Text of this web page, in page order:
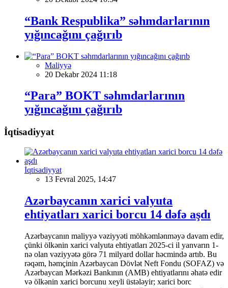
“Bank Respublika” səhmdarlarının
yığıncağını çağırıb
Maliyyə
20 Dekabr 2024 11:18
“Para” BOKT səhmdarlarının
yığıncağını çağırıb
İqtisadiyyat
İqtisadiyyat
13 Fevral 2025, 14:47
Azərbaycanın xarici valyuta
ehtiyatları xarici borcu 14 dəfə aşdı
Azərbaycanın maliyyə vəziyyəti möhkəmlənməyə davam edir,
çünki ölkənin xarici valyuta ehtiyatları 2025-ci il yanvarın 1-
nə olan vəziyyətə görə 71 milyard dollar həcmində artıb. Bu
rəqəm, həmçinin Azərbaycan Dövlət Neft Fondu (SOFAZ) və
Azərbaycan Mərkəzi Bankının (AMB) ehtiyatlarını əhatə edir
və ölkənin xarici borcunu xeyli üstələyir; xarici borc